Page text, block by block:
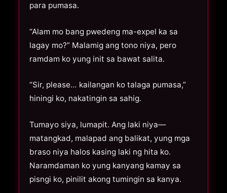
para pumasa.
“Alam mo bang pwedeng ma-expel ka sa
lagay mo?” Malamig ang tono niya, pero
ramdam ko yung init sa bawat salita.
“Sir, please… kailangan ko talaga pumasa,”
hiningi ko, nakatingin sa sahig.
Tumayo siya, lumapit. Ang laki niya—
matangkad, malapad ang balikat, yung mga
braso niya halos kasing laki ng hita ko.
Naramdaman ko yung kanyang kamay sa
pisngi ko, pinilit akong tumingin sa kanya.